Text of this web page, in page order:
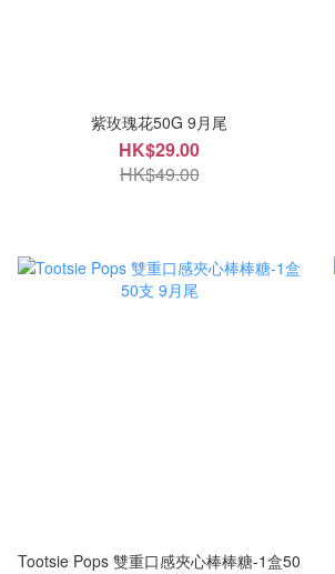
紫玫瑰花50G 9月尾
HK$29.00
HK$49.00
Tootsie Pops 雙重口感夾心棒棒糖-1盒50